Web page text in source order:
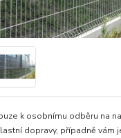
k osobnímu odběru na
dopravy, případně vám